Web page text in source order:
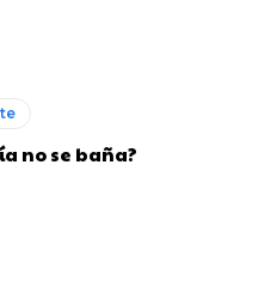
no se baña?